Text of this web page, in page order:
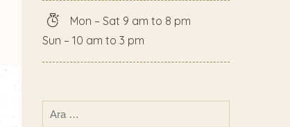
Mon – Sat 9 am to 8 pm
Sun – 10 am to 3 pm